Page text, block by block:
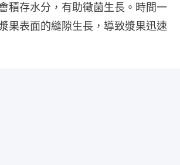
積存水分，有助黴菌生長。時間一
果表面的縫隙生長，導致漿果迅速